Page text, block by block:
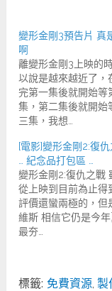
變形金剛3預告片 真
啊
離變形金剛3上映的
以說是越來越近了，
完第一集後就開始等
集，第二集後就開始
三集，我想…
[電影]變形金剛2:復
… 紀念品打包區 …
變形金剛2:復仇之戰
從上映到目前為止得
評價還蠻兩極的，但
維斯 相信它仍是今
最夯…
標籤: 免費資源,製